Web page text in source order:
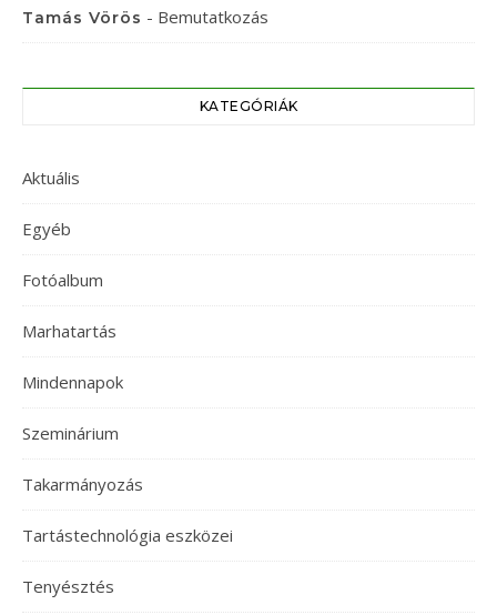
Tamás Vörös - Bemutatkozás
KATEGÓRIÁK
Aktuális
Egyéb
Fotóalbum
Marhatartás
Mindennapok
Szeminárium
Takarmányozás
Tartástechnológia eszközei
Tenyésztés